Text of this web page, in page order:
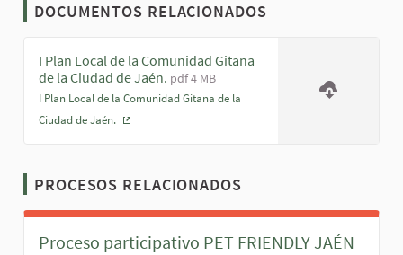
DOCUMENTOS RELACIONADOS
I Plan Local de la Comunidad Gitana
de la Ciudad de Jaén. pdf 4 MB
I Plan Local de la Comunidad Gitana de la
Ciudad de Jaén.
PROCESOS RELACIONADOS
Proceso participativo PET FRIENDLY JAÉN